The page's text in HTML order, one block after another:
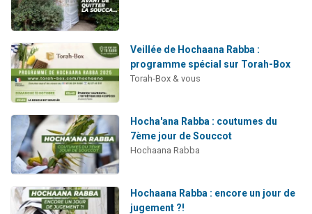
Veillée de Hochaana Rabba :
programme spécial sur Torah-Box
Torah-Box & vous
Hocha'ana Rabba : coutumes du
7ème jour de Souccot
Hochaana Rabba
Hochaana Rabba : encore un jour de
jugement ?!